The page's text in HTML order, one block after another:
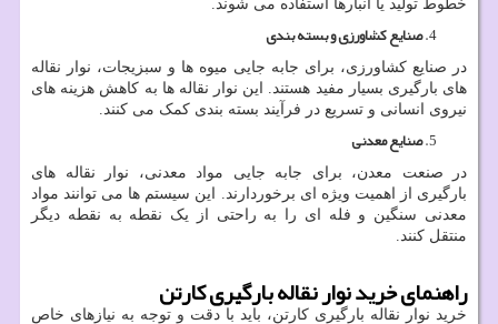
خطوط تولید یا انبارها استفاده می‌ شوند.
صنایع کشاورزی و بسته بندی
در صنایع کشاورزی، برای جابه جایی میوه‌ ها و سبزیجات، نوار نقاله
های بارگیری بسیار مفید هستند. این نوار نقاله‌ ها به کاهش هزینه ‌های
نیروی انسانی و تسریع در فرآیند بسته‌ بندی کمک می ‌کنند.
صنایع معدنی
در صنعت معدن، برای جابه جایی مواد معدنی، نوار نقاله‌ های
بارگیری از اهمیت ویژه‌ ای برخوردارند. این سیستم‌ ها می‌ توانند مواد
معدنی سنگین و فله ‌ای را به راحتی از یک نقطه به نقطه دیگر
منتقل کنند.
راهنمای خرید نوار نقاله بارگیری کارتن
خرید نوار نقاله بارگیری کارتن، باید با دقت و توجه به نیازهای خاص